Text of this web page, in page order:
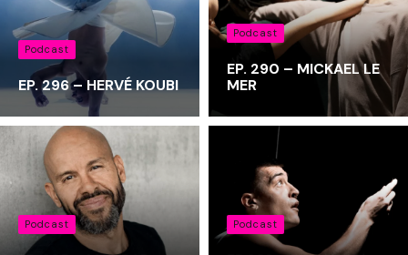
Podcast
EP. 296 – HERVÉ KOUBI
Podcast
EP. 290 – MICKAEL LE
MER
Podcast Podcast